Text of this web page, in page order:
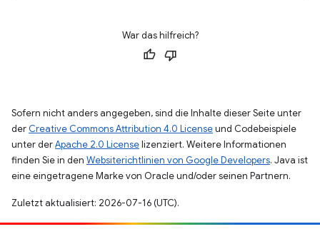
War das hilfreich?
Sofern nicht anders angegeben, sind die Inhalte dieser Seite unter
der Creative Commons Attribution 4.0 Licenseund Codebeispiele
unter derApache 2.0 Licenselizenziert. Weitere Informationen
finden Sie in den Websiterichtlinien von Google Developers. Java ist
eine eingetragene Marke von Oracle und/oder seinen Partnern.
Zuletzt aktualisiert: 2026-07-16 (UTC).